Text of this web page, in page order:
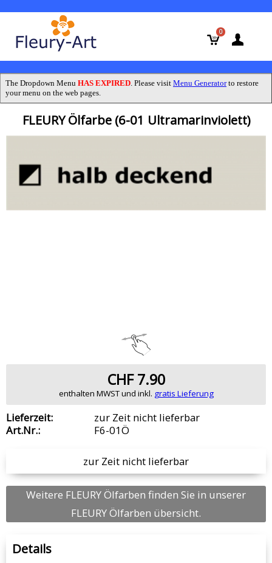
0
The Dropdown Menu HAS EXPIRED. Please visit Menu Generatorto restore
your menu on the web pages.
FLEURY Ölfarbe (6-01 Ultramarinviolett)
CHF 7.90
enthalten MWST und inkl. gratis Lieferung
Lieferzeit:
zur Zeit nicht lieferbar
Art.Nr.:
F6-01Ö
zur Zeit nicht lieferbar
Weitere FLEURY Ölfarben finden Sie in unserer
FLEURY Ölfarben übersicht.
Details